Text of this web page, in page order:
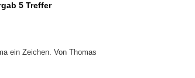
5 Treffer
ein Zeichen. Von Thomas